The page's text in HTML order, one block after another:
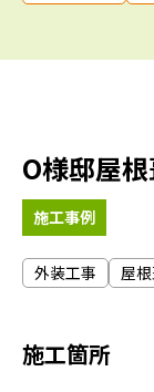
O様邸屋
施工事例
外装工事 屋
施工箇所